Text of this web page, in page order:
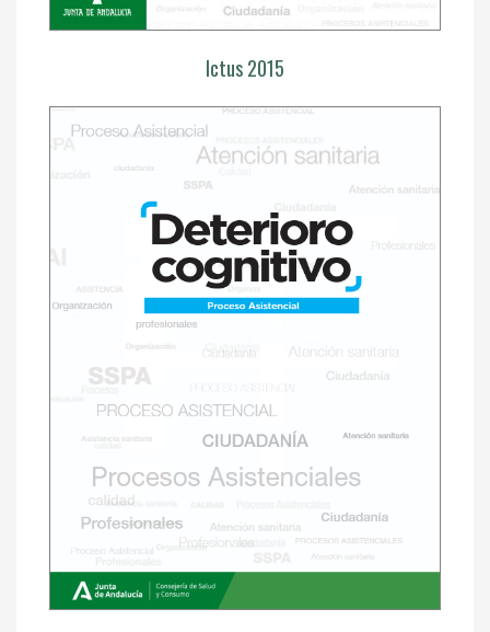
Ictus 2015